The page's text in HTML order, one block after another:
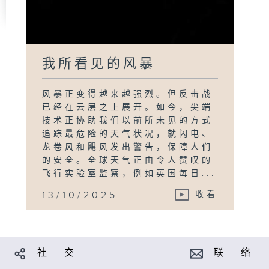
我所看见的风暴
风暴正变得越来越强烈。但反击战
已经在云层之上展开。如今，尖端
技术正协助我们以前所未见的方式
追踪最危险的天气状况，就闪电、
龙卷风和飓风发出警告，保障人们
的安全。全球天气正由令人赞叹的
飞行实验室监察，例如英国每日...
13/10/2025 收看
社 交 联 络